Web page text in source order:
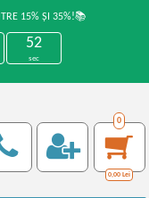
15% ȘI 35%!📚
52
sec
0
0,00 Lei